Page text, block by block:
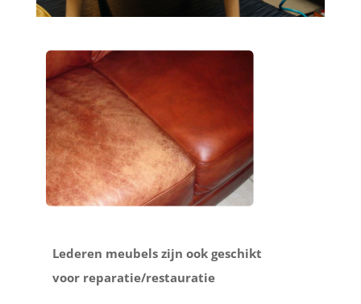
Lederen meubels zijn ook geschikt
voor reparatie/restauratie